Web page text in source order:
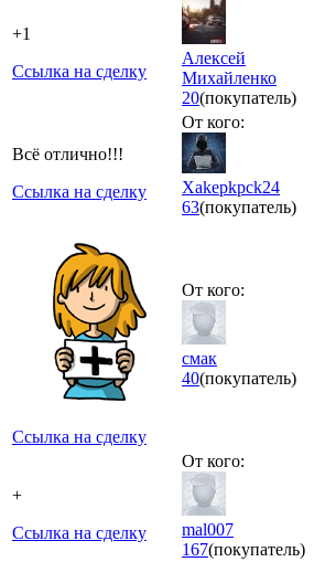
+1
Ссылка на сделку
Алексей
Михайленко
20(покупатель)
Всё отлично!!!
Ссылка на сделку
От кого:
Xakepkpck24
63(покупатель)
Ссылка на сделку
От кого:
смак
40(покупатель)
+
Ссылка на сделку
От кого:
mal007
167(покупатель)